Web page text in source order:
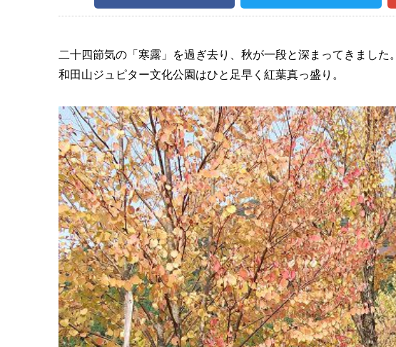
二十四節気の「寒露」を過ぎ去り、秋が一段と深まってきました。
和田山ジュピター文化公園はひと足早く紅葉真っ盛り。